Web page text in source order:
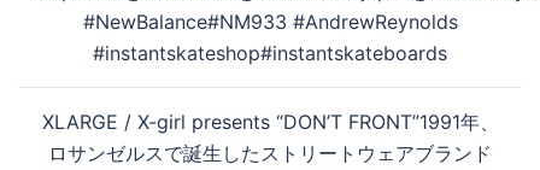
#NewBalance#NM933 #AndrewReynolds
#instantskateshop#instantskateboards
XLARGE / X-girl presents “DON’T FRONT”1991年、
ロサンゼルスで誕生したストリートウェアブランド